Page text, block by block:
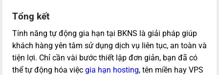
Tổng kết
Tính năng tự động gia hạn tại BKNS là giải pháp giúp
khách hàng yên tâm sử dụng dịch vụ liên tục, an toàn và
tiện lợi. Chỉ cần vài bước thiết lập đơn giản, bạn đã có
thể tự động hóa việc gia hạn hosting, tên miền hay VPS